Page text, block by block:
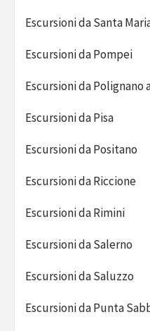
Escursioni da Santa
Escursioni da Pompei
Escursioni da Polignano
Escursioni da Pisa
Escursioni da Positano
Escursioni da Riccione
Escursioni da Rimini
Escursioni da Salerno
Escursioni da Saluzzo
Escursioni da Punta